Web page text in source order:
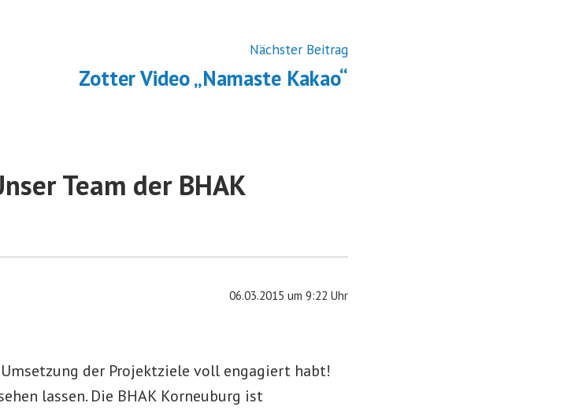
Nächster BeitragVorheriger
Zotter Video „Namaste Kakao“
Team der BHAK
06.03.2015 um 9:22 Uhr
der Projektziele voll engagiert habt!
lassen. Die BHAK Korneuburg ist